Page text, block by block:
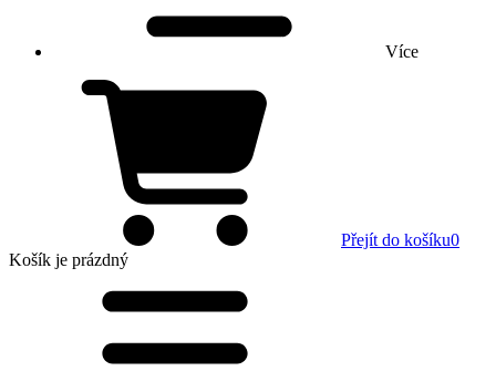
Více
Přejít do košíku0
Košík je prázdný